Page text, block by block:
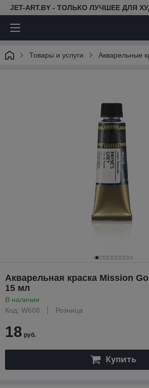
JET-ART.BY - ТОЛЬКО ЛУЧШЕЕ ДЛЯ
Товары и услуги Акварельные
Акварельная краска Mission
15 мл
В наличии
Код: W608
Розница
18 руб.
Купить